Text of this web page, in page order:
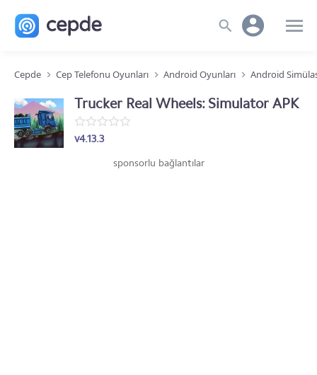
Cepde Cep Telefonu Oyunları Android Oyunları Android
Trucker Real Wheels: Simulator APK
v4.13.3
sponsorlu bağlantılar